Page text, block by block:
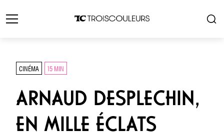
CINÉMA 15 MIN
ARNAUD DESPLECHIN,
EN MILLE ÉCLATS